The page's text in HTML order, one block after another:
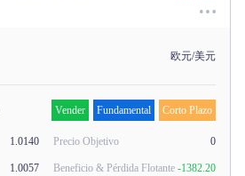
欧元/美元
Vender Fundamental Corto Plazo
1.0140 Precio Objetivo 0
1.0057 Beneficio & Pérdida Flotante -1382.20